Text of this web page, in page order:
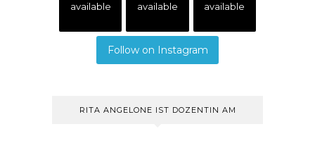
available
available
available
Follow on Instagram
RITA ANGELONE IST DOZENTIN AM